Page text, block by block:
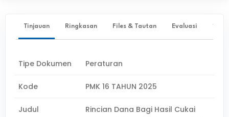
Tinjauan Ringkasan Files & Tautan Evaluasi ✨
Tipe Dokumen Peraturan
Kode PMK 16 TAHUN 2025
Judul
Rincian Dana Bagi Hasil Cukai